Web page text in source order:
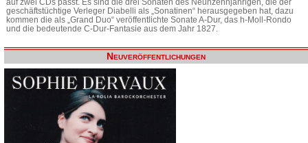
auf zwei CDs passt. Es sind die drei Sonaten des Neunzehnjährigen, die der
geschäftstüchtige Verleger Diabelli als „Sonatinen“ herausgegeben hat, dazu
kommen die als „Grand Duo“ veröffentlichte Sonate A-Dur, das h-Moll-Rondo
und die bedeutende C-Dur-Fantasie aus dem Jahr 1827.
Neuveröffentlichungen